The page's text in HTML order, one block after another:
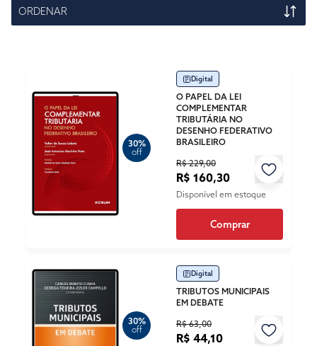
ORDENAR
30%
off
Digital
O PAPEL DA LEI
COMPLEMENTAR
TRIBUTÁRIA NO
DESENHO FEDERATIVO
BRASILEIRO
R$ 229,00
R$ 160,30
Disponível em estoque
Comprar
30%
off
Digital
TRIBUTOS MUNICIPAIS
EM DEBATE
R$ 63,00
R$ 44,10